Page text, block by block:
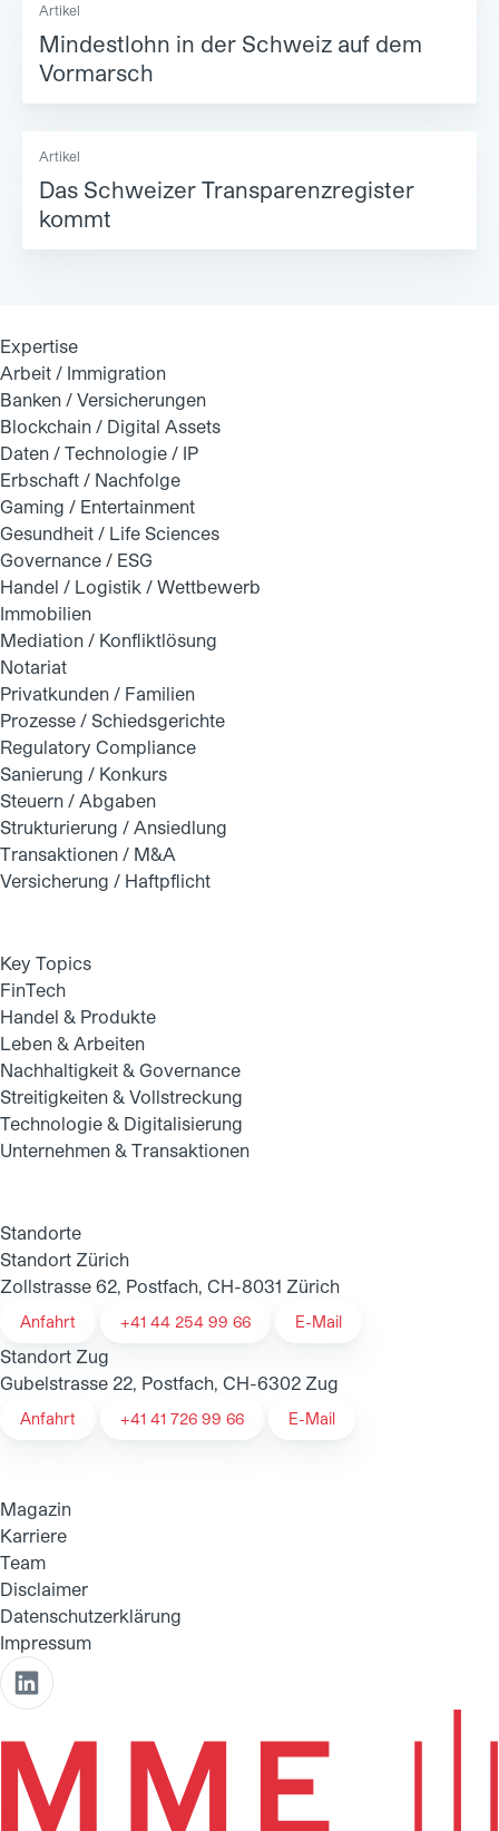
Artikel
Mindestlohn in der Schweiz auf dem
Vormarsch
Artikel
Das Schweizer Transparenzregister
kommt
Expertise
Arbeit / Immigration
Banken / Versicherungen
Blockchain / Digital Assets
Daten / Technologie / IP
Erbschaft / Nachfolge
Gaming / Entertainment
Gesundheit / Life Sciences
Governance / ESG
Handel / Logistik / Wettbewerb
Immobilien
Mediation / Konfliktlösung
Notariat
Privatkunden / Familien
Prozesse / Schiedsgerichte
Regulatory Compliance
Sanierung / Konkurs
Steuern / Abgaben
Strukturierung / Ansiedlung
Transaktionen / M&A
Versicherung / Haftpflicht
Key Topics
FinTech
Handel & Produkte
Leben & Arbeiten
Nachhaltigkeit & Governance
Streitigkeiten & Vollstreckung
Technologie & Digitalisierung
Unternehmen & Transaktionen
Standorte
Standort Zürich
Zollstrasse 62, Postfach, CH-8031 Zürich
Anfahrt +41 44 254 99 66 E-Mail
Standort Zug
Gubelstrasse 22, Postfach, CH-6302 Zug
Anfahrt +41 41 726 99 66 E-Mail
Magazin
Karriere
Team
Disclaimer
Datenschutzerklärung
Impressum